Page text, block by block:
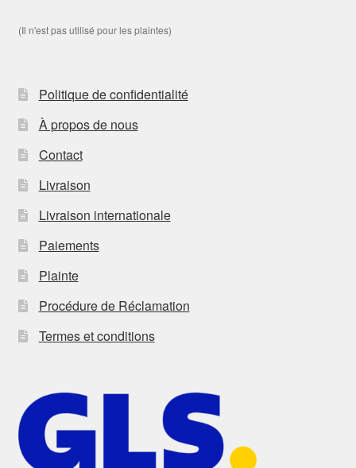
(Il n'est pas utilisé pour les plaintes)
Politique de confidentialité
À propos de nous
Contact
Livraison
Livraison internationale
Paiements
Plainte
Procédure de Réclamation
Termes et conditions